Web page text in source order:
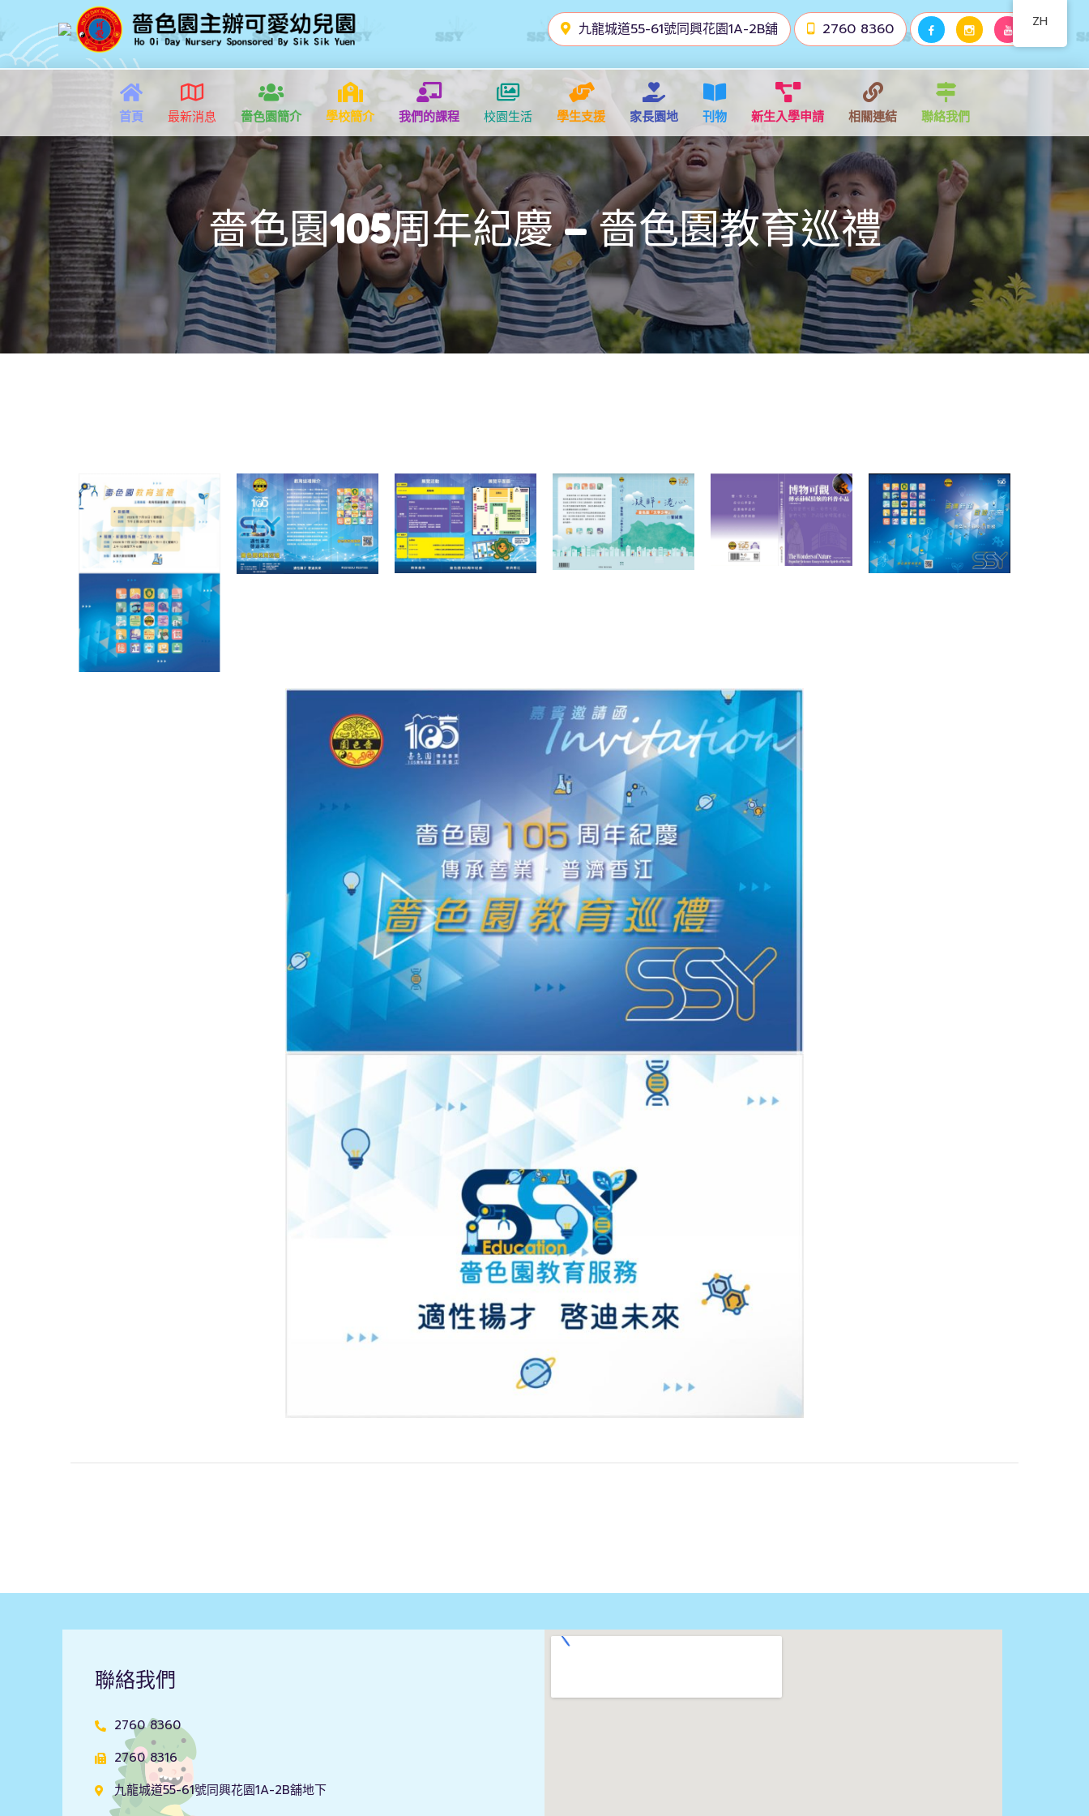
九龍城道55-61號同興花園1A-2B舖 2760 8360
首頁 最新消息 嗇色園簡介 學校簡介 我們的課程 校園生活 學生支援 家長園地 刊物 新生入學申請 相關連結 聯絡我們
嗇色園105周年紀慶 – 嗇色園教育巡禮
聯絡我們
2760 8360
2760 8316
九龍城道55-61號同興花園1A-2B舖地下
ZH